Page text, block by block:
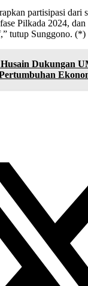
partisipasi dari
Pilkada 2024,
tutup Sunggono. (*)
Dukungan